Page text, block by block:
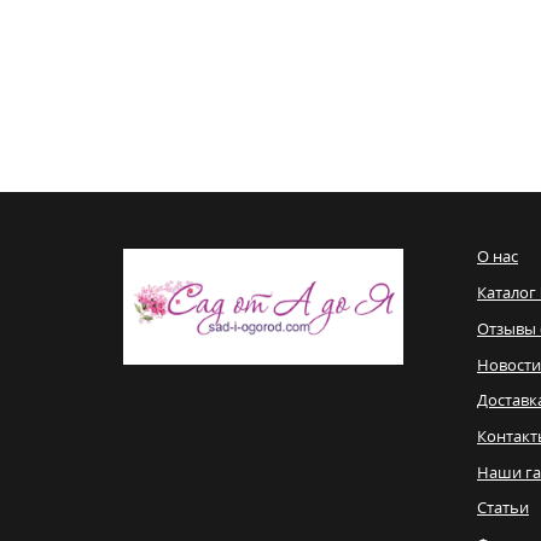
О нас
Отзывы
Наши
Статьи